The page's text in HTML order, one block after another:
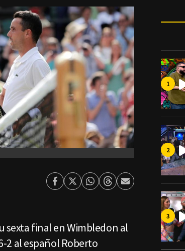
Facebook
TwitterWhatsapp
ThreadsEnviar
sexta final en Wimbledon al
2 al español Roberto